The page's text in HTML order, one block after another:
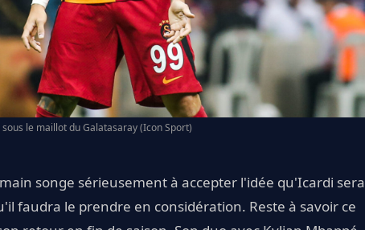
le maillot du Galatasaray (Icon Sport)
songe sérieusement à accepter l'idée qu'Icardi sera
faudra le prendre en considération. Reste à savoir ce